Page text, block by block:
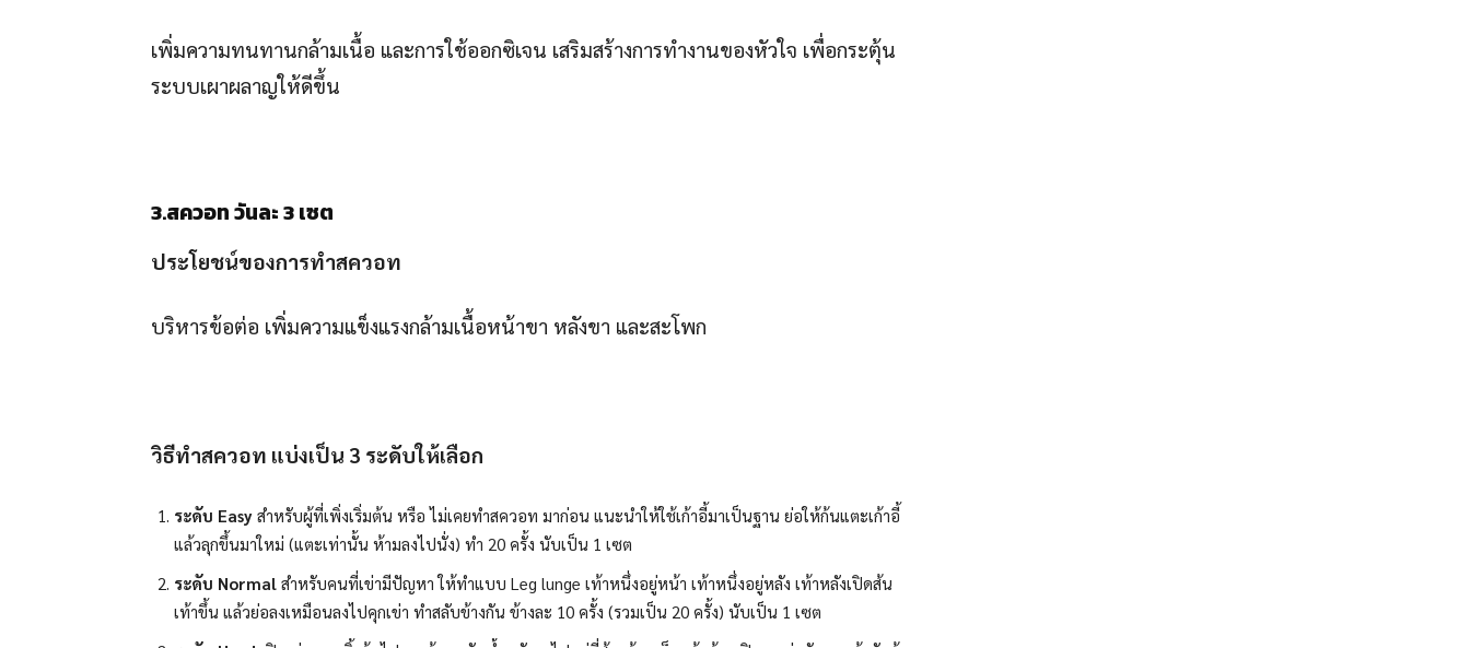
เพิ่มความทนทานกล้ามเนื้อ และการใช้ออกซิเจน เสริมสร้างการทำงานของหัวใจ เพื่อกระตุ้น
ระบบเผาผลาญให้ดีขึ้น
3.สควอท วันละ 3 เซต
ประโยชน์ของการทำสควอท
บริหารข้อต่อ เพิ่มความแข็งแรงกล้ามเนื้อหน้าขา หลังขา และสะโพก
วิธีทำสควอท แบ่งเป็น 3 ระดับให้เลือก
ระดับ Easy สำหรับผู้ที่เพิ่งเริ่มต้น หรือ ไม่เคยทำสควอท มาก่อน แนะนำให้ใช้เก้าอี้มาเป็นฐาน ย่อให้ก้นแตะเก้าอี้
แล้วลุกขึ้นมาใหม่ (แตะเท่านั้น ห้ามลงไปนั่ง) ทำ 20 ครั้ง นับเป็น 1 เซต
ระดับ Normal สำหรับคนที่เข่ามีปัญหา ให้ทำแบบ Leg lunge เท้าหนึ่งอยู่หน้า เท้าหนึ่งอยู่หลัง เท้าหลังเปิดส้น
เท้าขึ้น แล้วย่อลงเหมือนลงไปคุกเข่า ทำสลับข้างกัน ข้างละ 10 ครั้ง (รวมเป็น 20 ครั้ง) นับเป็น 1 เซต